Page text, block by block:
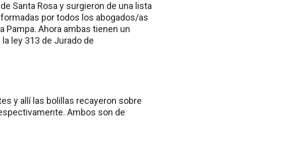
Santa Rosa y surgieron de una lista
por todos los abogados/as
Ahora ambas tienen un
ley 313 de Jurado de
y allí las bolillas recayeron sobre
Ambos son de